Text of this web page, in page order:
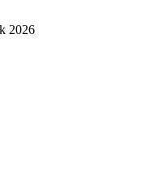
2026